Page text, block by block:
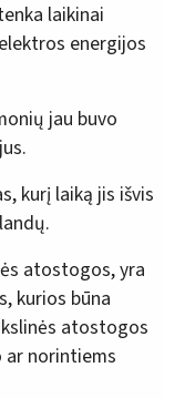
laikinai
energijos
jau buvo
kurį laiką jis išvis
atostogos, yra
kurios būna
atostogos
norintiems